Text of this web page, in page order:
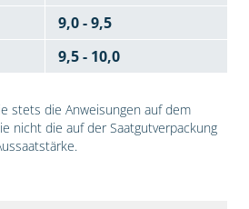
9,0 - 9,5
9,5 - 10,0
stets die Anweisungen auf dem
nicht die auf der Saatgutverpackung